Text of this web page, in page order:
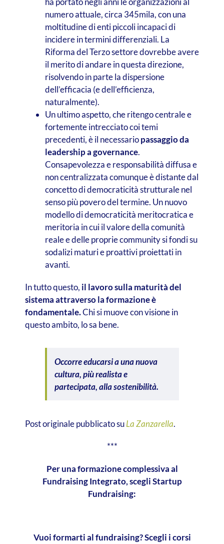
numero attuale, circa 345mila, con una
moltitudine di enti piccoli incapaci di
incidere in termini differenziali. La
Riforma del Terzo settore dovrebbe avere
il merito di andare in questa direzione,
risolvendo in parte la dispersione
dell’efficacia (e dell’efficienza,
naturalmente).
Un ultimo aspetto, che ritengo centrale e
fortemente intrecciato coi temi
precedenti, è il necessariopassaggio da
leadership a governance.
Consapevolezza e responsabilità diffusa e
non centralizzata comunque è distante dal
concetto di democraticità strutturale nel
senso più povero del termine. Un nuovo
modello di democraticità meritocratica e
meritoria in cui il valore della comunità
reale e delle proprie community si fondi su
sodalizi maturi e proattivi proiettati in
avanti.
In tutto questo, il lavoro sulla maturità del
sistema attraverso la formazione è
fondamentale.Chi si muove con visione in
questo ambito, lo sa bene.
Occorre educarsi a una nuova
cultura, più realista e
partecipata, alla sostenibilità.
Post originale pubblicato suLa Zanzarella.
***
Per una formazione complessiva al
Fundraising Integrato, scegli Startup
Fundraising:
Vuoi formarti al fundraising? Scegli i corsi